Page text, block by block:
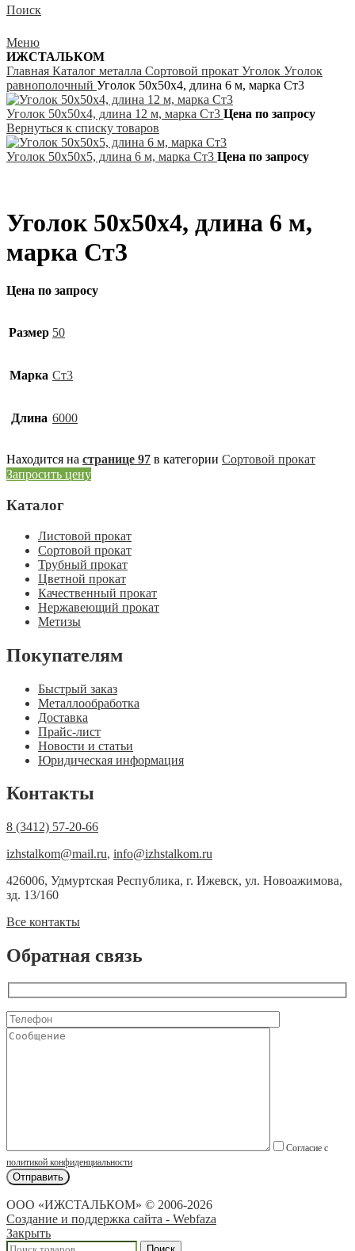
Поиск
Меню
ИЖСТАЛЬКОМ
Главная Каталог металла Сортовой прокат Уголок Уголок
равнополочный Уголок 50х50х4, длина 6 м, марка Ст3
Уголок 50х50х4, длина 12 м, марка Ст3 Цена по запросу
Вернуться к списку товаров
Уголок 50х50х5, длина 6 м, марка Ст3 Цена по запросу
Уголок 50х50х4, длина 6 м,
марка Ст3
Цена по запросу
Размер 50
Марка Ст3
Длина 6000
Находится на странице 97 в категории Сортовой прокат
Запросить цену
Каталог
Листовой прокат
Сортовой прокат
Трубный прокат
Цветной прокат
Качественный прокат
Нержавеющий прокат
Метизы
Покупателям
Быстрый заказ
Металлообработка
Доставка
Прайс-лист
Новости и статьи
Юридическая информация
Контакты
8 (3412) 57-20-66
izhstalkom@mail.ru, info@izhstalkom.ru
426006, Удмуртская Республика, г. Ижевск, ул. Новоажимова,
зд. 13/160
Все контакты
Обратная связь
Согласие с
политикой конфиденциальности
ООО «ИЖСТАЛЬКОМ» © 2006-2026
Создание и поддержка сайта - Webfaza
Закрыть